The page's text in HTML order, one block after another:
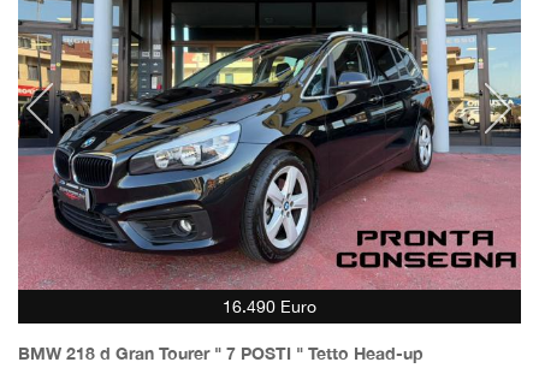
16.490 Euro
BMW 218 d Gran Tourer " 7 POSTI " Tetto Head-up